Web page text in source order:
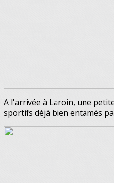
A l'arrivée à Laroin, une
sportifs déjà bien entamés